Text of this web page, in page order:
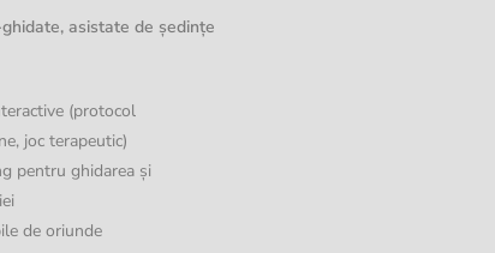
asistate de ședințe
(protocol
joc terapeutic)
pentru ghidarea și
de oriunde